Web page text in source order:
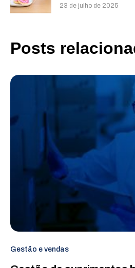
23 de julho de 2025
Posts
Gestão e vendas